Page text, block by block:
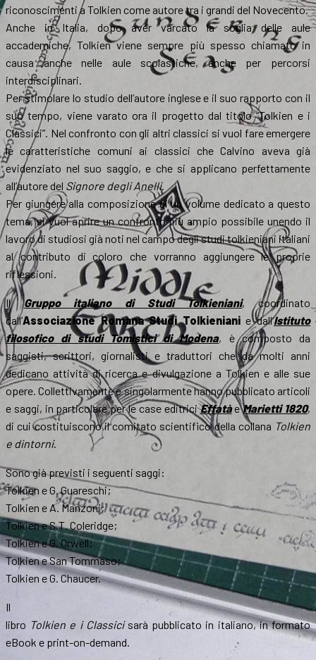
riconoscimenti a Tolkien come autore tra i grandi del Novecento.
Anche in Italia, dopo aver varcato la soglia delle aule
accademiche, Tolkien viene sempre più spesso chiamato in
causa anche nelle aule scolastiche, anche per percorsi
interdisciplinari.
Per stimolare lo studio dell’autore inglese e il suo rapporto con il
suo tempo, viene varato ora il progetto dal titolo “Tolkien e i
Classici”. Nel confronto con gli altri classici si vuol fare emergere
le caratteristiche comuni ai classici che Calvino aveva già
evidenziato nel suo saggio, e che si applicano perfettamente
all’autore del Signore degli Anelli.
Per giungere alla composizione di un volume dedicato a questo
tema, si vuol aprire un confronto più ampio possibile unendo il
lavoro di studiosi già noti nel campo degli studi tolkieniani italiani
al contributo di coloro che vorranno aggiungere le proprie
riflessioni.
IlGruppo italiano di Studi Tolkieniani, coordinato
dall’Associazione Romana Studi Tolkienianie dall’Istituto
filosofico di studi Tomistici di Modena, è composto da
saggisti, scrittori, giornalisti e traduttori che da molti anni
dedicano attività di ricerca e divulgazione a Tolkien e alle sue
opere. Collettivamente e singolarmente hanno pubblicato articoli
e saggi, in particolare per le case editriciEffatàeMarietti 1820,
di cui costituiscono il comitato scientifico della collana Tolkien
e dintorni.
Sono già previsti i seguenti saggi:
Tolkien e G. Guareschi;
Tolkien e A. Manzoni;
Tolkien e S.T. Coleridge;
Tolkien e G. Orwell;
Tolkien e San Tommaso;
Tolkien e G. Chaucer.
Il
libro Tolkien e i Classicisarà pubblicato in italiano, in formato
eBook e print-on-demand.